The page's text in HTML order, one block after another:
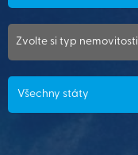
Zvolte si typ nemovitosti
Všechny státy